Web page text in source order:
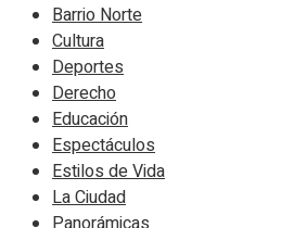
Barrio Norte
Cultura
Deportes
Derecho
Educación
Espectáculos
Estilos de Vida
La Ciudad